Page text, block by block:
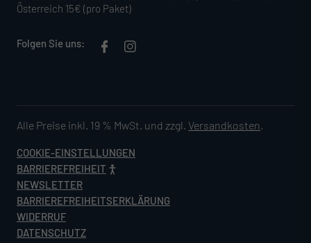
Österreich 15€ (pro Paket)
Folgen Sie uns:
Alle Preise inkl. 19 % MwSt. und zzgl. Versandkosten.
COOKIE-EINSTELLUNGEN
BARRIEREFREIHEIT
NEWSLETTER
BARRIEREFREIHEITSERKLÄRUNG
WIDERRUF
DATENSCHUTZ